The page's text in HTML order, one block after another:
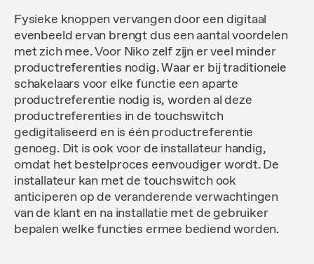
Fysieke knoppen vervangen door een digitaal
evenbeeld ervan brengt dus een aantal voordelen
met zich mee. Voor Niko zelf zijn er veel minder
productreferenties nodig. Waar er bij traditionele
schakelaars voor elke functie een aparte
productreferentie nodig is, worden al deze
productreferenties in de touchswitch
gedigitaliseerd en is één productreferentie
genoeg. Dit is ook voor de installateur handig,
omdat het bestelproces eenvoudiger wordt. De
installateur kan met de touchswitch ook
anticiperen op de veranderende verwachtingen
van de klant en na installatie met de gebruiker
bepalen welke functies ermee bediend worden.